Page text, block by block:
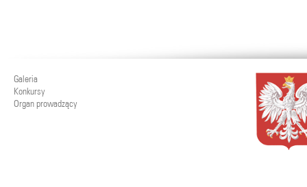
Galeria
Konkursy
Organ prowadzący